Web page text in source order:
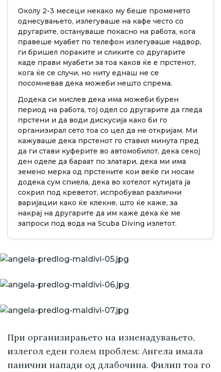
Околу 2-3 месеци некако му беше променето
однесувањето, излегуваше на кафе често со
другарите, остануваше покасно на работа, кога
правеше муабет по телефон излегуваше надвор,
ги бришел пораките и сликите со другарите
каде прави муабети за тоа каков ќе е прстенот,
кога ќе се случи, но ниту еднаш не се
посомневав дека можеби нешто спрема.
Додека си мислев дека има можеби бурен
период на работа, тој одел со другарите да гледа
прстени и да води дискусија како би го
организирал сето тоа со цел да не откријам. Ми
кажуваше дека прстенот го ставил минута пред
да ги стави куферите во автомобилот, дека секој
ден оделе да бараат по златари, дека ми има
земено мерка од прстените кои веќе ги носам
додека сум спиела, дека во хотелот кутијата ја
сокрил под креветот, испробувал различни
варијации како ќе клекне, што ќе каже, за
накрај на другарите да им каже дека ќе ме
запроси под вода на Scuba Diving излетот.
При организирањето на изненадувањето,
излегол еден голем проблем: Ангела имала
панични напади од длабочина. Филип тоа го